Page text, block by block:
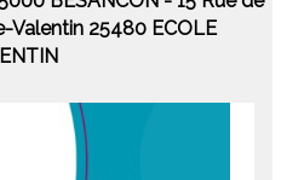
Valentin 25480 ECOLE